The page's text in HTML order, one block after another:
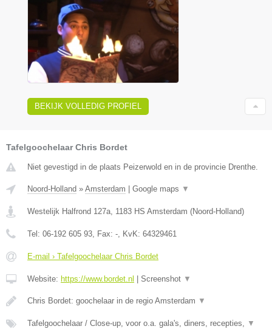
BEKIJK VOLLEDIG PROFIEL
Tafelgoochelaar Chris Bordet
Niet gevestigd in de plaats Peizerwold en in de provincie Drenthe.
Noord-Holland » Amsterdam Google maps ▼
Westelijk Halfrond 127a, 1183 HS Amsterdam (Noord-Holland)
Tel: 06-192 605 93, Fax: -, KvK: 64329461
E-mail › Tafelgoochelaar Chris Bordet
Website: https://www.bordet.nl Screenshot ▼
Chris Bordet: goochelaar in de regio Amsterdam ▼
Tafelgoochelaar / Close-up, voor o.a. gala's, diners, recepties, ▼